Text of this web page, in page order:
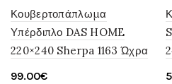
Κουβερτοπάπλωμα
Υπέρδιπλο DAS HOME
220×240 Sherpa 1163 Ώχρα
99.00€